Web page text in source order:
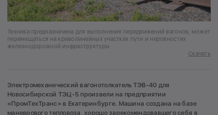
Техника предназначена для выполнения передвижений вагонов, может
перемещаться на криволинейных участках пути и неровностях
железнодорожной инфраструктуры
Скачать
Электромеханический вагонотолкатель ТЭВ-40 для
Новосибирской ТЭЦ-5 произвели на предприятии
«ПромТехТранс» в Екатеринбурге. Машина создана на базе
маневрового тепловоза, хорошо зарекомендовавшего себя в